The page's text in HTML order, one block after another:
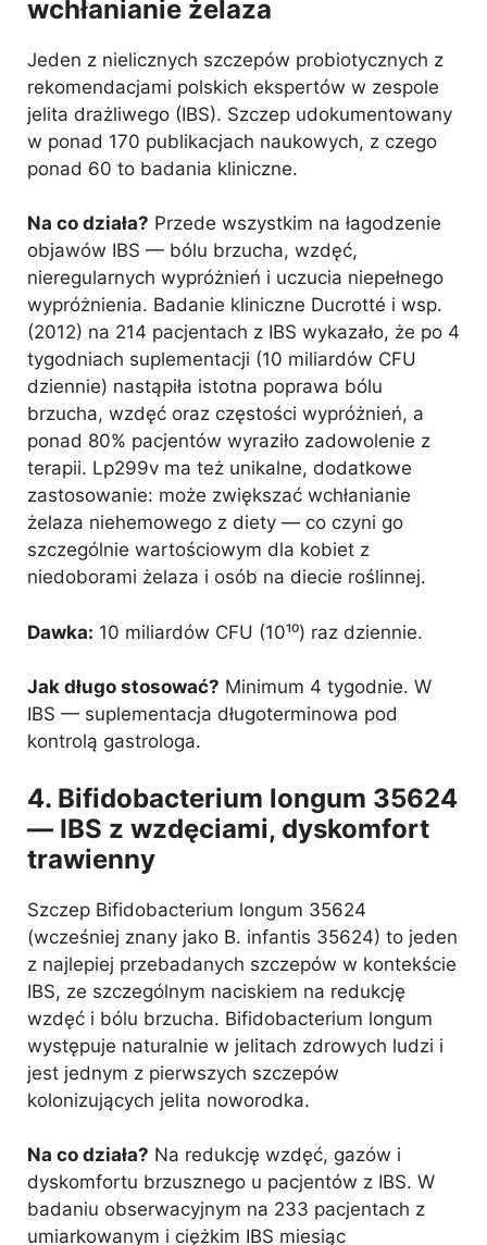
wchłanianie żelaza
Jeden z nielicznych szczepów probiotycznych z
rekomendacjami polskich ekspertów w zespole
jelita drażliwego (IBS). Szczep udokumentowany
w ponad 170 publikacjach naukowych, z czego
ponad 60 to badania kliniczne.
Na co działa? Przede wszystkim na łagodzenie
objawów IBS — bólu brzucha, wzdęć,
nieregularnych wypróżnień i uczucia niepełnego
wypróżnienia. Badanie kliniczne Ducrotté i wsp.
(2012) na 214 pacjentach z IBS wykazało, że po 4
tygodniach suplementacji (10 miliardów CFU
dziennie) nastąpiła istotna poprawa bólu
brzucha, wzdęć oraz częstości wypróżnień, a
ponad 80% pacjentów wyraziło zadowolenie z
terapii. Lp299v ma też unikalne, dodatkowe
zastosowanie: może zwiększać wchłanianie
żelaza niehemowego z diety — co czyni go
szczególnie wartościowym dla kobiet z
niedoborami żelaza i osób na diecie roślinnej.
Dawka: 10 miliardów CFU (10¹⁰) raz dziennie.
Jak długo stosować? Minimum 4 tygodnie. W
IBS — suplementacja długoterminowa pod
kontrolą gastrologa.
4. Bifidobacterium longum 35624
— IBS z wzdęciami, dyskomfort
trawienny
Szczep Bifidobacterium longum 35624
(wcześniej znany jako B. infantis 35624) to jeden
z najlepiej przebadanych szczepów w kontekście
IBS, ze szczególnym naciskiem na redukcję
wzdęć i bólu brzucha. Bifidobacterium longum
występuje naturalnie w jelitach zdrowych ludzi i
jest jednym z pierwszych szczepów
kolonizujących jelita noworodka.
Na co działa? Na redukcję wzdęć, gazów i
dyskomfortu brzusznego u pacjentów z IBS. W
badaniu obserwacyjnym na 233 pacjentach z
umiarkowanym i ciężkim IBS miesiąc